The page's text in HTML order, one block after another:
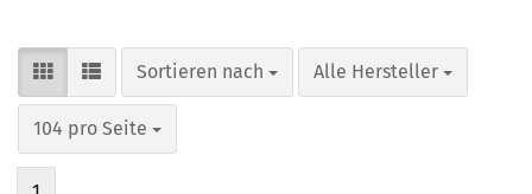
Sortieren nach
Sortieren nach Alle Hersteller
pro Seite
104 pro Seite
pro Seite